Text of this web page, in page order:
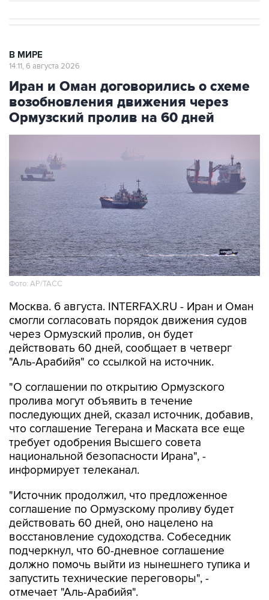
В МИРЕ
14:11, 6 августа 2026
Иран и Оман договорились о схеме
возобновления движения через
Ормузский пролив на 60 дней
Фото: AP/ТАСС
Москва. 6 августа. INTERFAX.RU - Иран и Оман
смогли согласовать порядок движения судов
через Ормузский пролив, он будет
действовать 60 дней, сообщает в четверг
"Аль-Арабийя" со ссылкой на источник.
"О соглашении по открытию Ормузского
пролива могут объявить в течение
последующих дней, сказал источник, добавив,
что соглашение Тегерана и Маската все еще
требует одобрения Высшего совета
национальной безопасности Ирана", -
информирует телеканал.
"Источник продолжил, что предложенное
соглашение по Ормузскому проливу будет
действовать 60 дней, оно нацелено на
восстановление судоходства. Собеседник
подчеркнул, что 60-дневное соглашение
должно помочь выйти из нынешнего тупика и
запустить технические переговоры", -
отмечает "Аль-Арабийя".